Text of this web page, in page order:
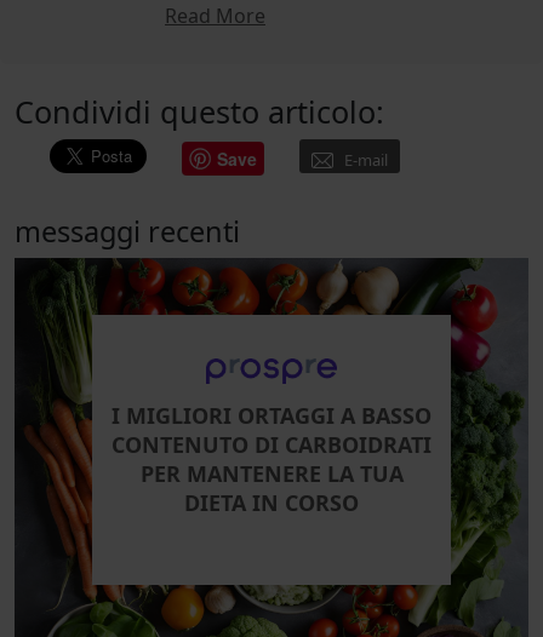
Read More
Condividi questo articolo:
Save E-mail
messaggi recenti
I MIGLIORI ORTAGGI A BASSO
CONTENUTO DI CARBOIDRATI
PER MANTENERE LA TUA
DIETA IN CORSO